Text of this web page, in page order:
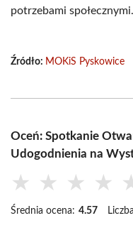
potrzebami społecznymi.
Źródło: MOKiS Pyskowice
Oceń: Spotkanie
Udogodnienia na
★ ★ ★ ★
Średnia ocena: 4.57